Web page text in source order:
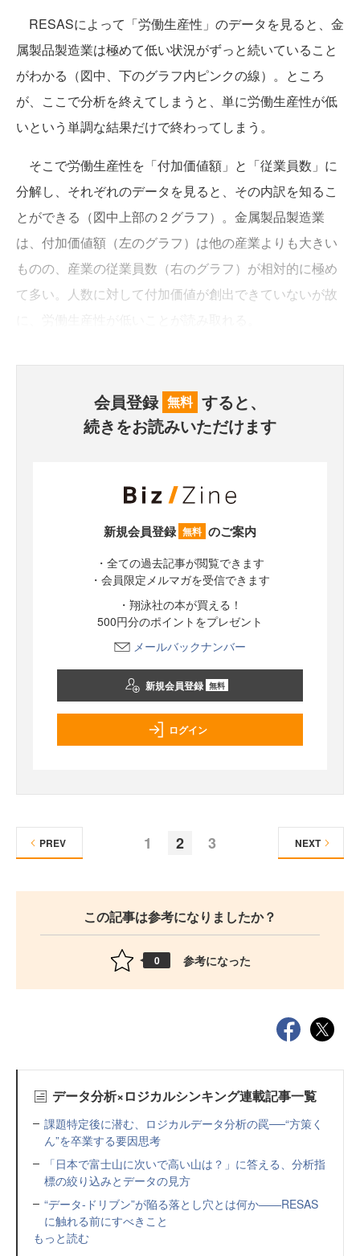
RESASによって「労働生産性」のデータを見ると、金
属製品製造業は極めて低い状況がずっと続いていること
がわかる（図中、下のグラフ内ピンクの線）。ところ
が、ここで分析を終えてしまうと、単に労働生産性が低
いという単調な結果だけで終わってしまう。
そこで労働生産性を「付加価値額」と「従業員数」に
分解し、それぞれのデータを見ると、その内訳を知るこ
とができる（図中上部の２グラフ）。金属製品製造業
は、付加価値額（左のグラフ）は他の産業よりも大きい
ものの、産業の従業員数（右のグラフ）が相対的に極め
て多い。人数に対して付加価値が創出できていないが故
会員登録 無料 すると、
続きをお読みいただけます
新規会員登録 無料 のご案内
・全ての過去記事が閲覧できます
・会員限定メルマガを受信できます
・翔泳社の本が買える！
500円分のポイントをプレゼント
メールバックナンバー
新規会員登録 無料
ログイン
1 2 3
PREV NEXT
この記事は参考になりましたか？
0 参考になった
データ分析×ロジカルシンキング連載記事一覧
課題特定後に潜む、ロジカルデータ分析の罠──“方策く
ん”を卒業する要因思考
「日本で富士山に次いで高い山は？」に答える、分析指
標の絞り込みとデータの見方
“データ-ドリブン”が陥る落とし穴とは何か――RESAS
に触れる前にすべきこと
もっと読む